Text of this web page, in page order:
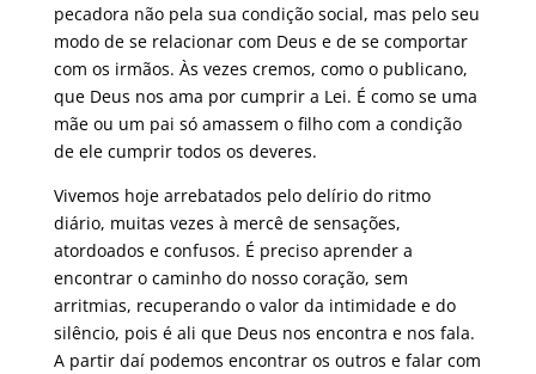
pecadora não pela sua condição social, mas pelo seu
modo de se relacionar com Deus e de se comportar
com os irmãos. Às vezes cremos, como o publicano,
que Deus nos ama por cumprir a Lei. É como se uma
mãe ou um pai só amassem o filho com a condição
de ele cumprir todos os deveres.
Vivemos hoje arrebatados pelo delírio do ritmo
diário, muitas vezes à mercê de sensações,
atordoados e confusos. É preciso aprender a
encontrar o caminho do nosso coração, sem
arritmias, recuperando o valor da intimidade e do
silêncio, pois é ali que Deus nos encontra e nos fala.
A partir daí podemos encontrar os outros e falar com